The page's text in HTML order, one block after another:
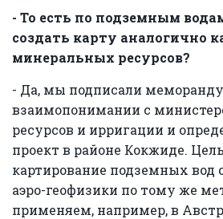
- То есть по подземным
создать карту аналогично
минеральных ресурсов?
- Да, мы подписали
взаимопонимании с
ресурсов и ирригации и
проект в районе Кокжиде.
картирование подземных вод
аэро-геофизики по тому же
применяем, например, в